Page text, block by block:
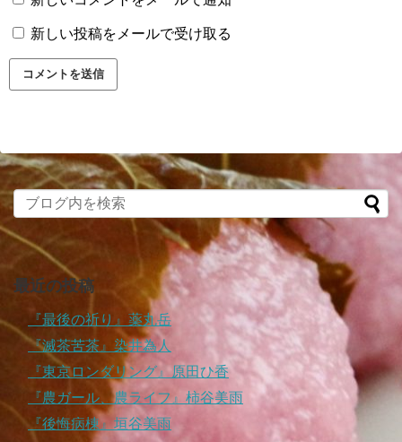
新しい投稿をメールで受け取る
最近の投稿
『最後の祈り』薬丸岳
『滅茶苦茶』染井為人
『東京ロンダリング』原田ひ香
『農ガール、農ライフ』柿谷美雨
『後悔病棟』垣谷美雨